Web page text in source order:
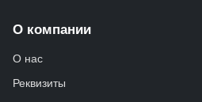
О компании
О нас
Реквизиты